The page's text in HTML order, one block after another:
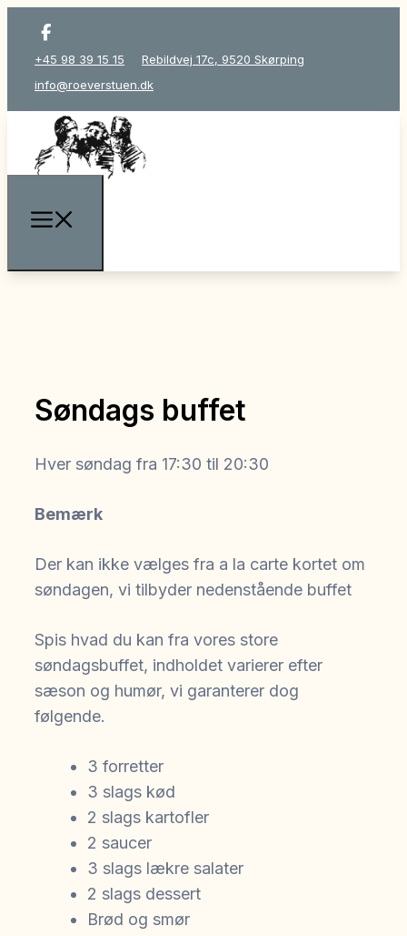
+45 98 39 15 15
Rebildvej 17c, 9520 Skørping
info@roeverstuen.dk
Søndags buffet
Hver søndag fra 17:30 til 20:30
Bemærk
Der kan ikke vælges fra a la carte kortet om
søndagen, vi tilbyder nedenstående buffet
Spis hvad du kan fra vores store
søndagsbuffet, indholdet varierer efter
sæson og humør, vi garanterer dog
følgende.
3 forretter
3 slags kød
2 slags kartofler
2 saucer
3 slags lækre salater
2 slags dessert
Brød og smør